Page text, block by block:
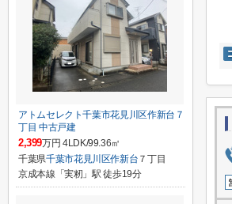
アトムセレクト千葉市花見川区作新台７
丁目 中古戸建
2,399万円 4LDK/99.36㎡
千葉県千葉市花見川区作新台 ７丁目
京成本線「実籾」駅 徒歩19分